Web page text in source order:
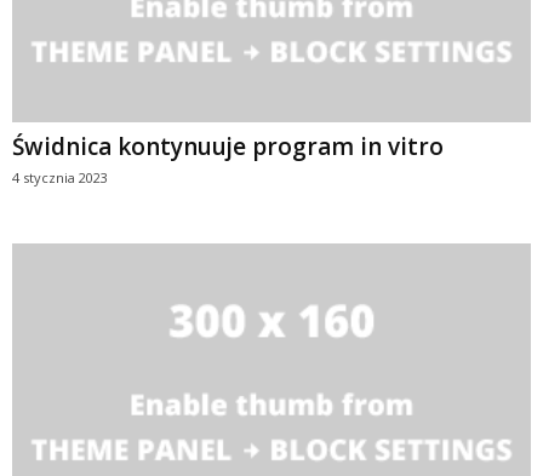
Świdnica kontynuuje program in vitro
4 stycznia 2023